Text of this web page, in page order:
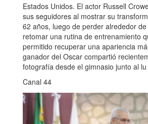
Estados Unidos. El actor Russell
sus seguidores al mostrar su
62 años, luego de perder alrededor
retomar una rutina de entrenamiento
permitido recuperar una apariencia
ganador del Oscar compartió
fotografía desde el gimnasio junto al lu
Canal 44